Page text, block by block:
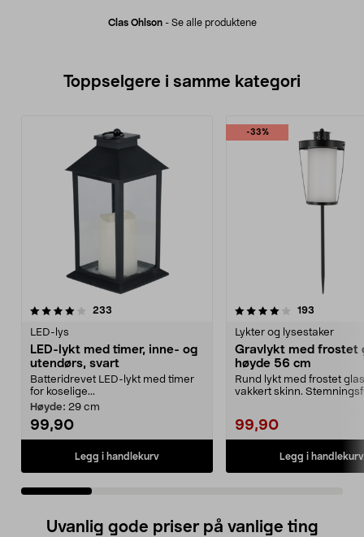
Clas Ohlson- Se alle produktene
Toppselgere i samme kategori
233
LED-lys
LED-lykt med timer, inne- og
utendørs, svart
Batteridrevet LED-lykt med timer
for koselige...
Høyde: 29 cm
99,90
Legg i handlekurv
-33%
4.0 av 5 stjerner 193
Lykter og lysestaker
Gravlykt med frostet
høyde 56 cm
Rund lykt med frostet
vakkert skinn.
99,90
Legg i handlekurv
4.5 av 5 stjerner
Uvanlig gode priser på vanlige ting